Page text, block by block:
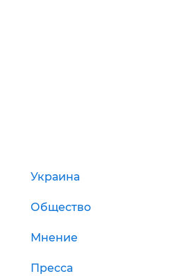
Украина
Общество
Мнение
Пресса